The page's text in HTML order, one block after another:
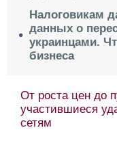
Налоговикам
данных о
украинцами.
бизнеса
От роста цен до
участившиеся
сетям